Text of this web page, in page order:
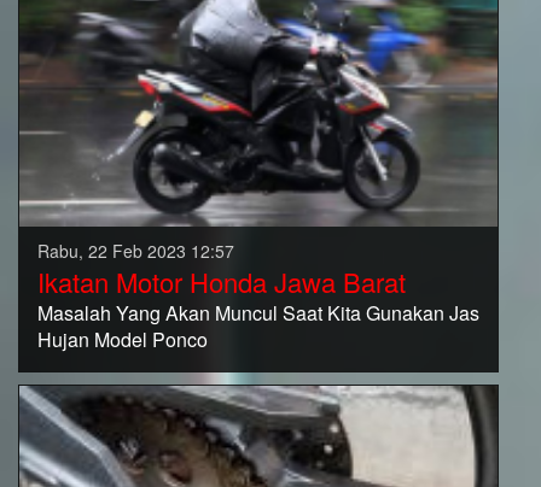
Rabu, 22 Feb 2023 12:57
Ikatan Motor Honda Jawa Barat
Masalah Yang Akan Muncul Saat Kita Gunakan Jas
Hujan Model Ponco